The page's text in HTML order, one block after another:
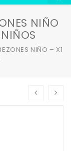
NIÑO
NIÑO – X1